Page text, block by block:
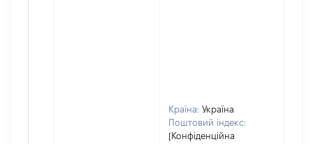
Країна: Україна
Поштовий індекс:
[Конфіденційна